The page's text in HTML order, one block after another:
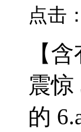
点击：
【
震惊
的